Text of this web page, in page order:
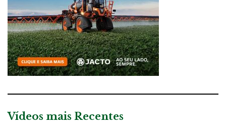
Vídeos mais Recentes